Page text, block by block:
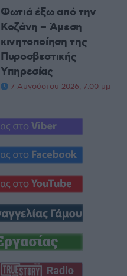
Φωτιά έξω από την
Κοζάνη – Άμεση
κινητοποίηση της
Πυροσβεστικής
Υπηρεσίας
7 Αυγούστου 2026, 7:00 μμ